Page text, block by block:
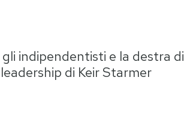
indipendentisti e la destra di
di Keir Starmer